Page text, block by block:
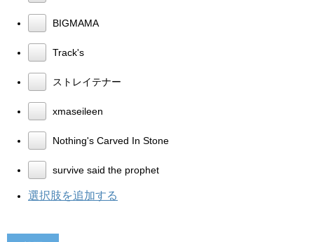
BIGMAMA
Track's
ストレイテナー
xmaseileen
Nothing's Carved In Stone
survive said the prophet
選択肢を追加する